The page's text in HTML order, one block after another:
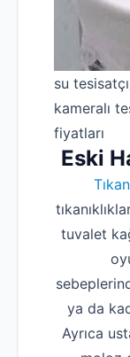
su
kameralı
fiyatları
Eski
tuvalet
ya da
Ayrıca